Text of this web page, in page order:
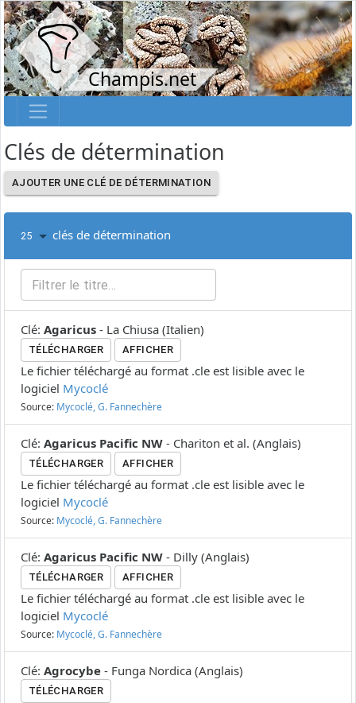
Champis.net
Clés de détermination
AJOUTER UNE CLÉ DE DÉTERMINATION
25 clés de détermination
Clé: Agaricus - La Chiusa (Italien)
TÉLÉCHARGER AFFICHER
Le fichier téléchargé au format .cle est lisible avec le
logiciel Mycoclé
Source: Mycoclé, G. Fannechère
Clé: Agaricus Pacific NW - Chariton et al. (Anglais)
TÉLÉCHARGER AFFICHER
Le fichier téléchargé au format .cle est lisible avec le
logiciel Mycoclé
Source: Mycoclé, G. Fannechère
Clé: Agaricus Pacific NW - Dilly (Anglais)
TÉLÉCHARGER AFFICHER
Le fichier téléchargé au format .cle est lisible avec le
logiciel Mycoclé
Source: Mycoclé, G. Fannechère
Clé: Agrocybe - Funga Nordica (Anglais)
TÉLÉCHARGER